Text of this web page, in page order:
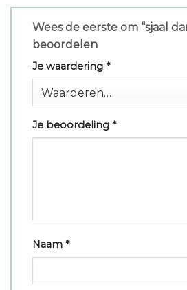
Wees de eerste om “sjaal
beoordelen
Je waardering *
Je beoordeling *
Naam *